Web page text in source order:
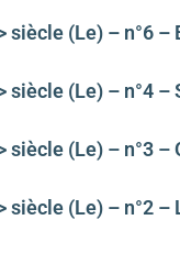
siècle (Le) – n°6 –
siècle (Le) – n°4 –
siècle (Le) – n°3
siècle (Le) – n°2 –